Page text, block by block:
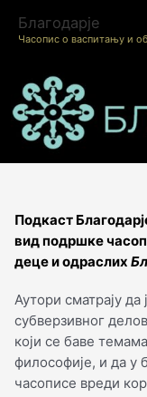
Благодарје
Часопис о васпитању и
Подкаст
вид подршке
деце и одраслих
Аутори сматрају
субверзивног
који се баве
философије, и да у
часописе вреди